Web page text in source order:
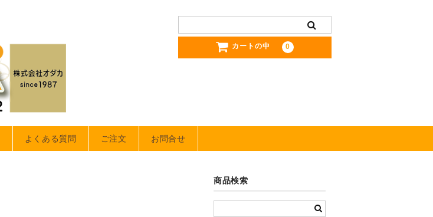
カートの中 0
よくある質問 ご注文 お問合せ
商品検索